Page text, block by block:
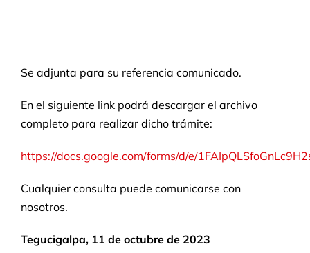
Se adjunta para su referencia comunicado.
En el siguiente link podrá descargar el archivo
completo para realizar dicho trámite:
https://docs.google.com/forms/d/e/
Cualquier consulta puede comunicarse con
nosotros.
Tegucigalpa, 11 de octubre de 2023